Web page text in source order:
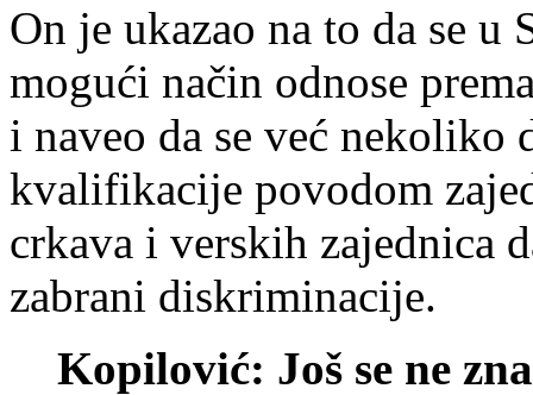
On je ukazao na to da se
mogući način odnose
i naveo da se već nekoliko
kvalifikacije povodom
crkava i verskih zajednica
zabrani diskriminacije.
Kopilović: Još se ne